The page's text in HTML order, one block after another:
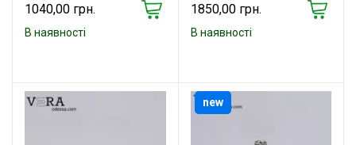
1040,00 грн.
В наявності
1850,00 грн.
В наявності
new